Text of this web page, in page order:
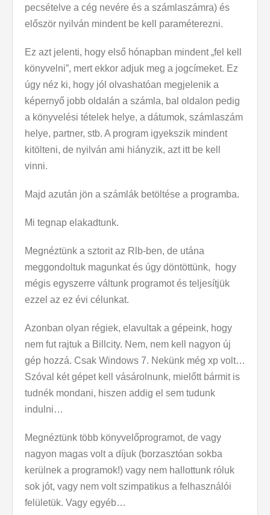
pecsételve a cég nevére és a számlaszámra) és
először nyilván mindent be kell paraméterezni.
Ez azt jelenti, hogy első hónapban mindent „fel kell
könyvelni”, mert ekkor adjuk meg a jogcímeket. Ez
úgy néz ki, hogy jól olvashatóan megjelenik a
képernyő jobb oldalán a számla, bal oldalon pedig
a könyvelési tételek helye, a dátumok, számlaszám
helye, partner, stb. A program igyekszik mindent
kitölteni, de nyilván ami hiányzik, azt itt be kell
vinni.
Majd azután jön a számlák betöltése a programba.
Mi tegnap elakadtunk.
Megnéztünk a sztorit az Rlb-ben, de utána
meggondoltuk magunkat és úgy döntöttünk, hogy
mégis egyszerre váltunk programot és teljesítjük
ezzel az ez évi célunkat.
Azonban olyan régiek, elavultak a gépeink, hogy
nem fut rajtuk a Billcity. Nem, nem kell nagyon új
gép hozzá. Csak Windows 7. Nekünk még xp volt…
Szóval két gépet kell vásárolnunk, mielőtt bármit is
tudnék mondani, hiszen addig el sem tudunk
indulni…
Megnéztünk több könyvelőprogramot, de vagy
nagyon magas volt a díjuk (borzasztóan sokba
kerülnek a programok!) vagy nem hallottunk róluk
sok jót, vagy nem volt szimpatikus a felhasználói
felületük. Vagy egyéb…